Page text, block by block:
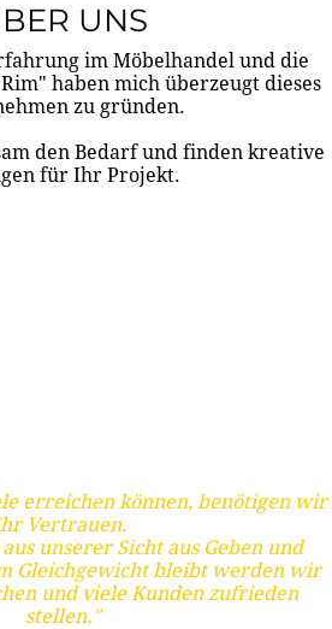
UNS
im Möbelhandel und die
haben mich überzeugt dieses
zu gründen.
den Bedarf und finden kreative
für Ihr Projekt.
erreichen können, benötigen wir
Vertrauen.
unserer Sicht aus Geben und
Gleichgewicht bleibt werden wir
und viele Kunden zufrieden
stellen."